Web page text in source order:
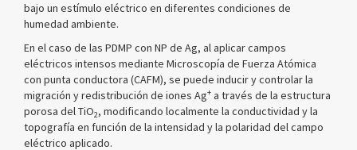
bajo un estímulo eléctrico en diferentes condiciones de
humedad ambiente.
En el caso de las PDMP con NP de Ag, al aplicar campos
eléctricos intensos mediante Microscopía de Fuerza Atómica
con punta conductora (CAFM), se puede inducir y controlar la
migración y redistribución de iones Ag+ a través de la estructura
porosa del TiO2, modificando localmente la conductividad y la
topografía en función de la intensidad y la polaridad del campo
eléctrico aplicado.